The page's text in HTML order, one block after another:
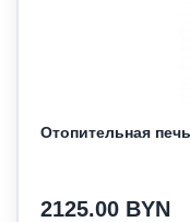
Отопительная
2125.00 BYN